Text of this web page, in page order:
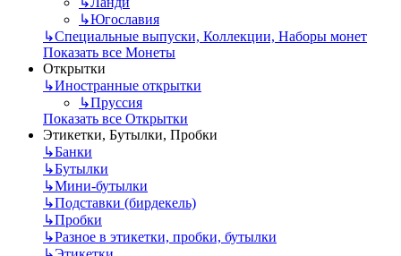
↳Югославия
↳Специальные выпуски, Коллекции, Наборы монет
Показать все Монеты
Открытки
↳Иностранные открытки
↳Пруссия
Показать все Открытки
Этикетки, Бутылки, Пробки
↳Банки
↳Бутылки
↳Мини-бутылки
↳Подставки (бирдекель)
↳Пробки
↳Разное в этикетки, пробки, бутылки